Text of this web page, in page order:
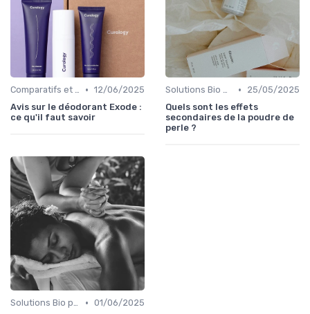
Comparatifs et Avis • 12/06/2025
Avis sur le déodorant Exode :
ce qu'il faut savoir
Solutions Bio pour Problèmes de Peau •
25/05/2025
Quels sont les effets
secondaires de la poudre de
perle ?
Solutions Bio pour Problèmes de Peau • 01/06/2025